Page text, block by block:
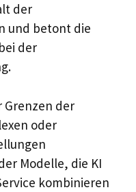
der
und betont die
der
der
oder
Modelle, die KI
kombinieren